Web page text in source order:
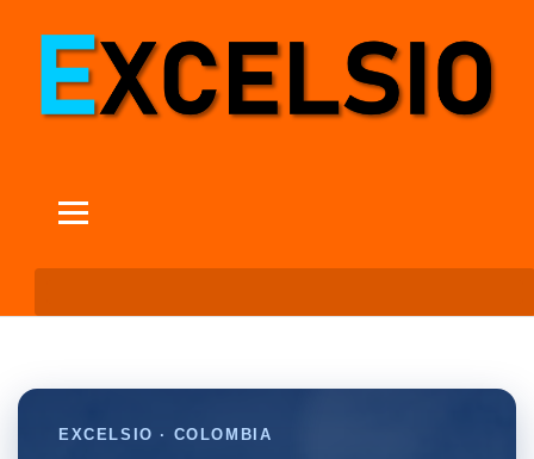
EXCELSIO · COLOMBIA